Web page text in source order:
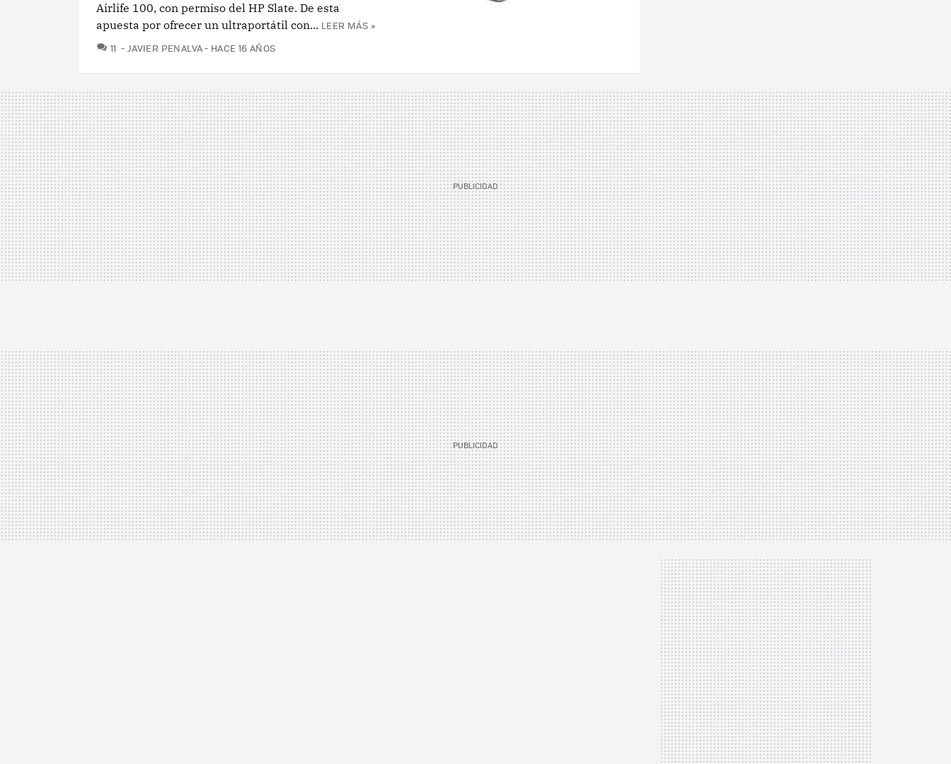
Airlife 100, con permiso del HP Slate. De esta
apuesta por ofrecer un ultraportátil con... LEER MÁS »
11 COMENTARIOS
JAVIER PENALVA HACE 16 AÑOS